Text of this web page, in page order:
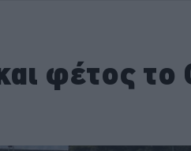
φέτος το